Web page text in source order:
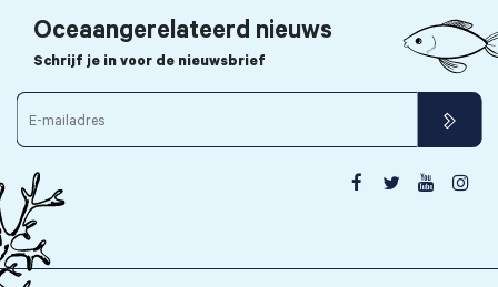
Oceaangerelateerd nieuws
Schrijf je in voor de nieuwsbrief
   